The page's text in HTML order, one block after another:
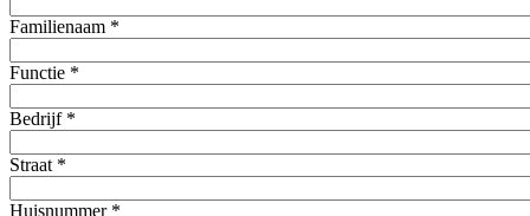
Familienaam *
Functie *
Bedrijf *
Straat *
Huisnummer *